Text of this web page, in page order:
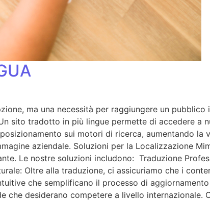
ma una necessità per raggiungere un
sito tradotto in più lingue permette di accedere
sui motori di ricerca, aumentando
aziendale. Soluzioni per la Localizzazione
Le nostre soluzioni includono: Traduzione
Oltre alla traduzione, ci assicuriamo che i
che semplificano il processo di
che desiderano competere a livello